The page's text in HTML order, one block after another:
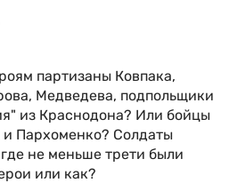
партизаны Ковпака,
Медведева, подпольщики
из Краснодона? Или бойцы
Пархоменко? Солдаты
не меньше трети были
или как?